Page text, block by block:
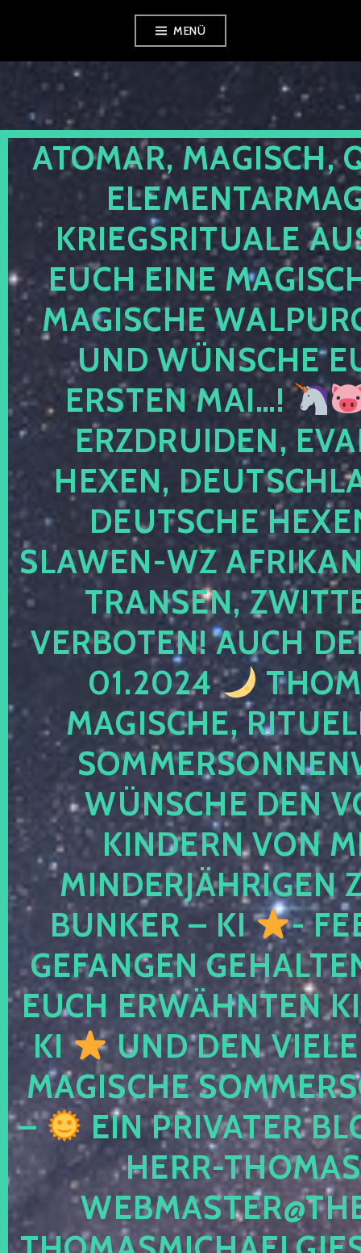
springen
MENÜ
ATOMAR, MAGISCH,
KRIEGSRITUALE
EUCH EINE
MAGISCHE
UND WÜNSCHE
ERSTEN MAI…!
ERZDRUIDEN,
HEXEN,
DEUTSCHE
SLAWEN-WZ
TRANSEN,
VERBOTEN! AUCH
01.2024
MAGISCHE,
WÜNSCHE DEN
KINDERN VON
MINDERJÄHRIGEN
BUNKER – KI
-
GEFANGEN
EUCH ERWÄHNTEN
KI
UND DEN
MAGISCHE
–
EIN PRIVATER
HERR-